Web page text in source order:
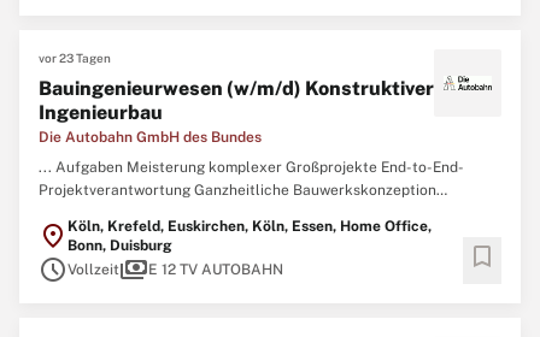
vor 23 Tagen
Bauingenieurwesen (w/m/d) Konstruktiver
Ingenieurbau
Die Autobahn GmbH des Bundes
... Aufgaben Meisterung komplexer Großprojekte End-to-End-
Projektverantwortung Ganzheitliche Bauwerkskonzeption
Planprüfung Projektsteuerung & Controlling Profil Ein erfolgreich
abgeschlossenes Masterstudium als
(m/w/d) mit dem
Schwerpunkt ...
location_on Köln, Krefeld, Euskirchen, Köln, Essen, Home Office,
Bonn, Duisburg
scheduleVollzeitpaymentsE 12 TV AUTOBAHN bookmark